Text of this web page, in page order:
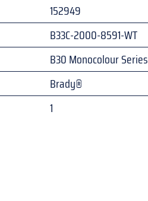
152949
B33C-2000-8591-WT
B30 Monocolour Series
Brady®
1